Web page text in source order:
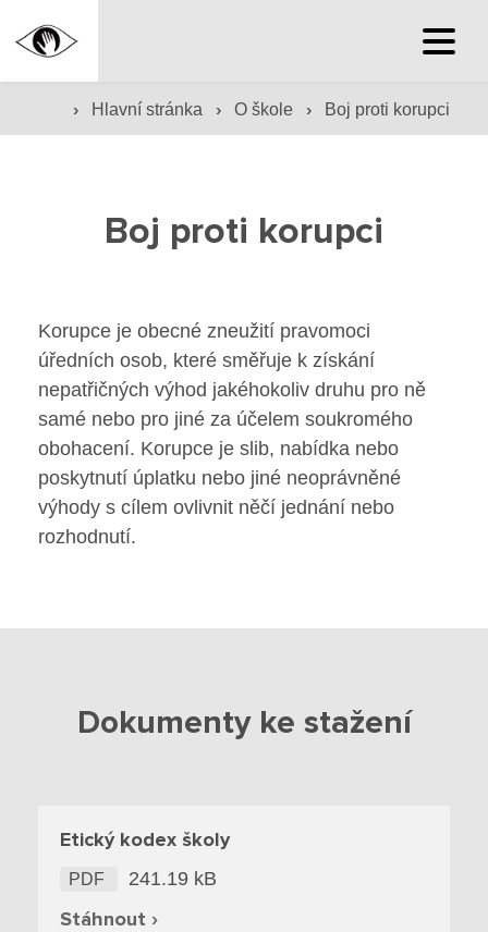
Služby školy
Internát
Péče o žáky
Prevence
Jídelna
Úřední vývěska
Jak to u nás vypadá
› Hlavní stránka › O škole › Boj proti korupci
Boj proti korupci
Korupce je obecné zneužití pravomoci
úředních osob, které směřuje k získání
nepatřičných výhod jakéhokoliv druhu pro ně
samé nebo pro jiné za účelem soukromého
obohacení. Korupce je slib, nabídka nebo
poskytnutí úplatku nebo jiné neoprávněné
výhody s cílem ovlivnit něčí jednání nebo
rozhodnutí.
Dokumenty ke stažení
Etický kodex školy
PDF 241.19 kB
Stáhnout ›